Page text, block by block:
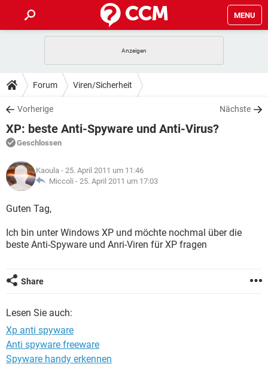
MENU
ANDROID
WINDOWS 10
WHATSAPP TIKTOK
FACEBOOK
TIPPS & TRICKS
SPIELE
WINDOWS 10
WHATSAPP
FACEBOOK HARDWARE
DOWNLOADS
SPIELE STREAMING
ANDROID
WINDOWS 10 INSTAGRAM
WHATSAPP
FACEBOOK
FORUM
SPIELE
ANDROID IOS
FACEBOOK HARDWARE
LEXIKON
SPIELE
ANDROID
WINDOWS 10 INSTAGRAM
Forum Viren/Sicherheit
Vorherige Nächste
XP: beste Anti-Spyware und Anti-Virus?
Geschlossen
Kaoula - 25. April 2011 um 11:46
Miccoli - 25. April 2011 um 17:03
Guten Tag,
Ich bin unter Windows XP und möchte nochmal über die
beste Anti-Spyware und Anri-Viren für XP fragen
Share
Lesen Sie auch:
Xp anti spyware
Anti spyware freeware
Spyware handy erkennen